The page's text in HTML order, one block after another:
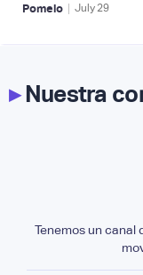
Pomelo | July29
▸Nuestra
Tenemos un canal